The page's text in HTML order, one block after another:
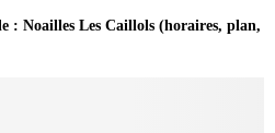
: Noailles Les Caillols (horaires, plan,